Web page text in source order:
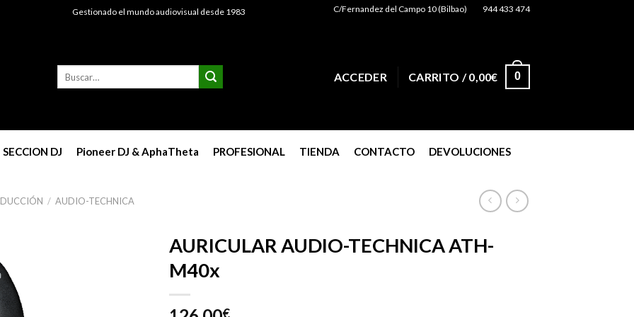
Gestionado el mundo audiovisual desde 1983 C/Fernandez del Campo 10 (Bilbao) 944 433 474
ACCEDER CARRITO /0,00€ 0
SECCION DJ Pioneer DJ & AphaTheta PROFESIONAL TIENDA CONTACTO DEVOLUCIONES
/ AUDIO-TECHNICA
AURICULAR AUDIO-TECHNICA ATH-
M40x
€